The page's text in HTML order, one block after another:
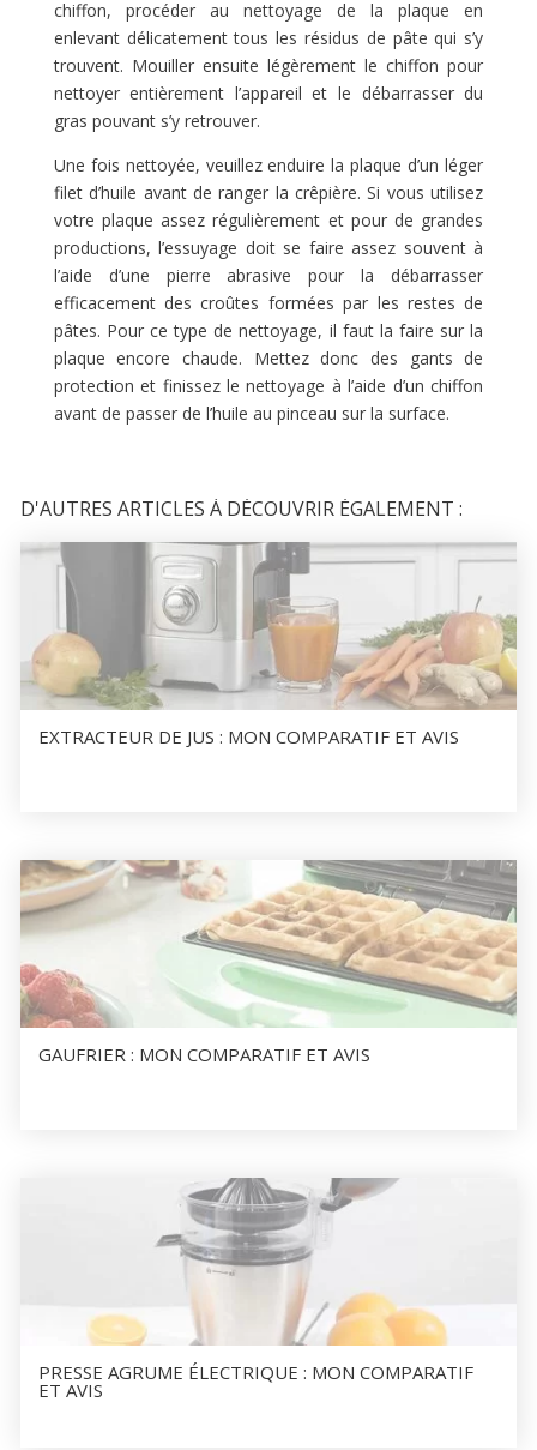
chiffon, procéder au nettoyage de la plaque en
enlevant délicatement tous les résidus de pâte qui s’y
trouvent. Mouiller ensuite légèrement le chiffon pour
nettoyer entièrement l’appareil et le débarrasser du
gras pouvant s’y retrouver.
Une fois nettoyée, veuillez enduire la plaque d’un léger
filet d’huile avant de ranger la crêpière. Si vous utilisez
votre plaque assez régulièrement et pour de grandes
productions, l’essuyage doit se faire assez souvent à
l’aide d’une pierre abrasive pour la débarrasser
efficacement des croûtes formées par les restes de
pâtes. Pour ce type de nettoyage, il faut la faire sur la
plaque encore chaude. Mettez donc des gants de
protection et finissez le nettoyage à l’aide d’un chiffon
avant de passer de l’huile au pinceau sur la surface.
D'AUTRES ARTICLES À DÉCOUVRIR ÉGALEMENT :
EXTRACTEUR DE JUS : MON COMPARATIF ET AVIS
GAUFRIER : MON COMPARATIF ET AVIS
PRESSE AGRUME ÉLECTRIQUE : MON COMPARATIF
ET AVIS